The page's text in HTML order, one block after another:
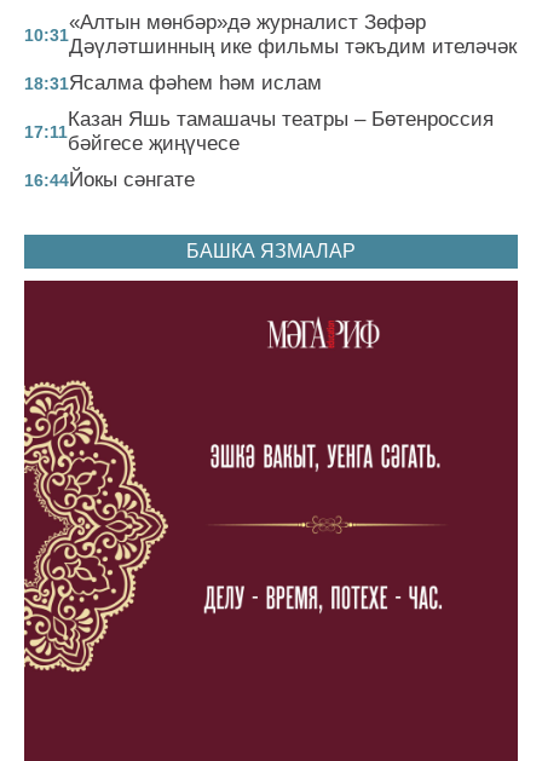
10:31
«Алтын мөнбәр»дә журналист Зөфәр
Дәүләтшинның ике фильмы тәкъдим ителәчәк
18:31Ясалма фәһем һәм ислам
17:11
Казан Яшь тамашачы театры – Бөтенроссия
бәйгесе җиңүчесе
16:44Йокы сәнгате
БАШКА ЯЗМАЛАР